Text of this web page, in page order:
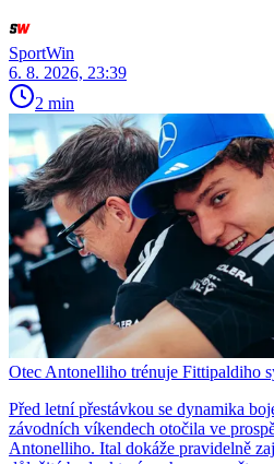
SportWin
6. 8. 2026, 23:39
2 min
Otec Antonelliho trénuje Fittipaldiho
Před letní přestávkou se dynamika
závodních víkendech otočila ve
Antonelliho. Ital dokáže pravidelně